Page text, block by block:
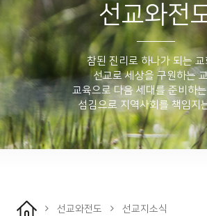
선교와전
참된 진리로 하나가 되는
선교로 세상을 구원하는
교육으로 다음 세대를 준비하
섬김으로 지역사회를 책임지
선교와전도 선교지소식